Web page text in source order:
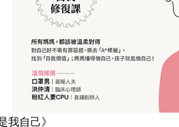
我自己》